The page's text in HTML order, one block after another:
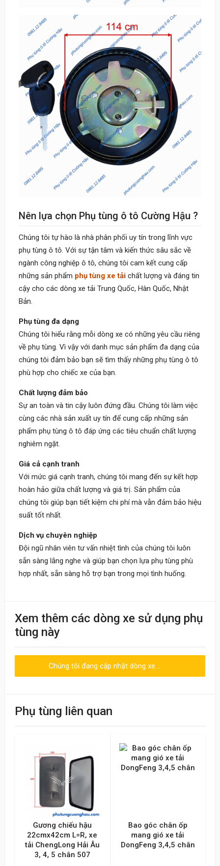
Nên lựa chọn Phụ tùng ô tô Cường Hậu ?
Chúng tôi tự hào là nhà phân phối uy tín trong lĩnh vực
phụ tùng ô tô. Với sự tận tâm và kiến thức sâu sắc về
ngành công nghiệp ô tô, chúng tôi cam kết cung cấp
những sản phẩm phụ tùng xe tải chất lượng và đáng tin
cậy cho các dòng xe tải Trung Quốc, Hàn Quốc, Nhật
Bản.
Phụ tùng đa dạng
Chúng tôi hiểu rằng mỗi dòng xe có những yêu cầu riêng
về phụ tùng. Vì vậy với danh mục sản phẩm đa dạng của
chúng tôi đảm bảo bạn sẽ tìm thấy những phụ tùng ô tô
phù hợp cho chiếc xe của bạn.
Chất lượng đảm bảo
Sự an toàn và tin cậy luôn đứng đầu. Chúng tôi làm việc
cùng các nhà sản xuất uy tín để cung cấp những sản
phẩm phụ tùng ô tô đáp ứng các tiêu chuẩn chất lượng
nghiêm ngặt.
Giá cả cạnh tranh
Với mức giá cạnh tranh, chúng tôi mang đến sự kết hợp
hoàn hảo giữa chất lượng và giá trị. Sản phẩm của
chúng tôi giúp bạn tiết kiệm chi phí mà vẫn đảm bảo hiệu
suất tốt nhất.
Dịch vụ chuyên nghiệp
Đội ngũ nhân viên tư vấn nhiệt tình của chúng tôi luôn
sẵn sàng lắng nghe và giúp bạn chọn lựa phụ tùng phù
hợp nhất, sẵn sàng hỗ trợ bạn trong mọi tình huống.
09:30 20/06/2023
Viết đánh giá
Điểm đánh giá
Emai hoặc Số điện thoại
Xem thêm các dòng xe sử dụng phụ
tùng này
Chúng tôi đang cập nhật dòng xe...
Phụ tùng liên quan
Gương chiếu hậu
22cmx42cm L=R, xe
tải ChengLong Hải Âu
3, 4, 5 chân 507
Bao góc chân ốp
mang gió xe tải
DongFeng 3,4,5 chân